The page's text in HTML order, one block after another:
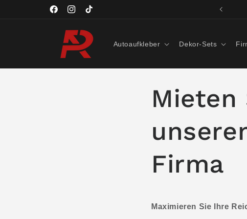
FacebookInstagram
TikTok
Autoaufkleber Dekor-Sets
Mieten
Firma
Maximieren Sie Ihre